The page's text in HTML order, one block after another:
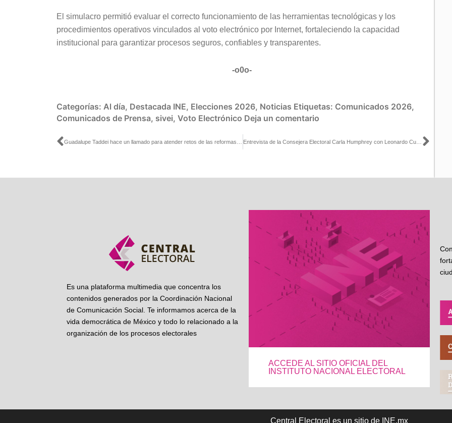
El simulacro permitió evaluar el correcto funcionamiento de las herramientas tecnológicas y los
procedimientos operativos vinculados al voto electrónico por Internet, fortaleciendo la capacidad
institucional para garantizar procesos seguros, confiables y transparentes.
-o0o-
Categorías: Al día, Destacada INE, Elecciones 2026, Noticias Etiquetas: Comunicados 2026,
Comunicados de Prensa, sivei, Voto Electrónico Deja un comentario
Ant
Es una plataforma multimedia que concentra los
contenidos generados por la Coordinación Nacional
de Comunicación Social. Te informamos acerca de la
vida democrática de México y todo lo relacionado a la
organización de los procesos electorales
ACCEDE AL SITIO OFICIAL DEL
INSTITUTO NACIONAL ELECTORAL
Central Electoral es un sitio de INE.mx